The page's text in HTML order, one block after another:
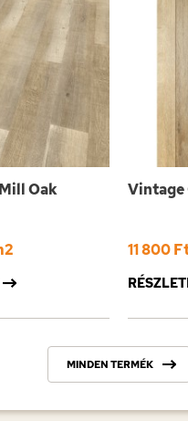
Oak Vintage
11 800
MINDEN TERMÉK